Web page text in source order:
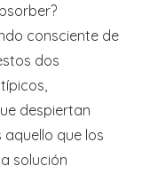
consciente de
dos
despiertan
que los
solución